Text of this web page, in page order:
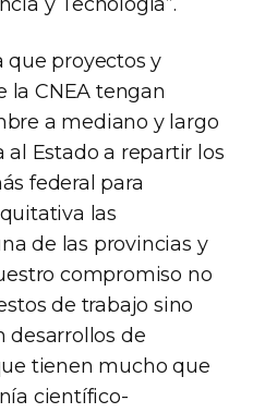
que proyectos y
la CNEA tengan
a mediano y largo
al Estado a repartir los
federal para
las
de las provincias y
compromiso no
de trabajo sino
desarrollos de
tienen mucho que
científico-